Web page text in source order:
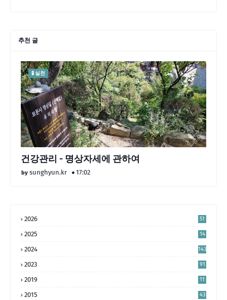
추천 글
🧪 실천
건강관리 - 명상자세에 관하여
sunghyun.kr 17:02
2026 51
2025
14
2024 143
2023 91
2019 11
2015 43